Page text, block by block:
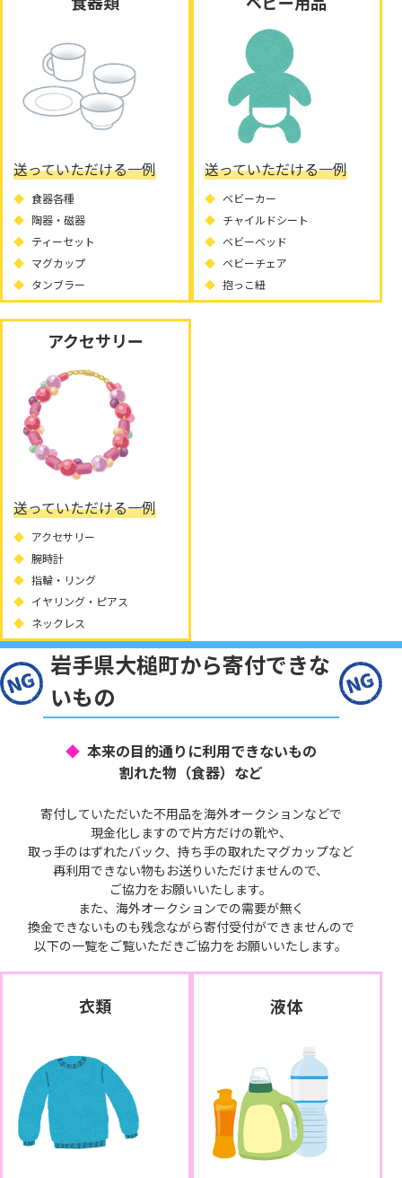
送っていただける一例
食器各種
陶器・磁器
ティーセット
マグカップ
タンブラー
送っていただける一例
ベビーカー
チャイルドシート
ベビーベッド
ベビーチェア
抱っこ紐
アクセサリー
送っていただける一例
アクセサリー
腕時計
指輪・リング
イヤリング・ピアス
ネックレス
岩手県大槌町から寄付できな
いもの
本来の目的通りに利用できないもの
割れた物（食器）など
寄付していただいた不用品を海外オークションなどで
現金化しますので片方だけの靴や、
取っ手のはずれたバック、持ち手の取れたマグカップなど
再利用できない物もお送りいただけませんので、
ご協力をお願いいたします。
また、海外オークションでの需要が無く
換金できないものも残念ながら寄付受付ができませんので
以下の一覧をご覧いただきご協力をお願いいたします。
衣類 液体